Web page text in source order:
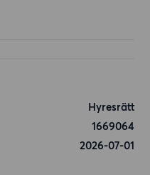
Hyresrätt
1669064
2026-07-01